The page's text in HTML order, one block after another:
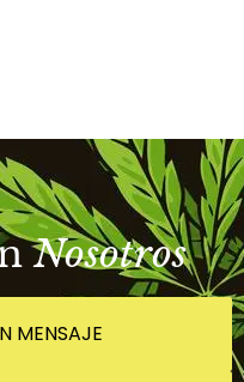
Nosotros
MENSAJE